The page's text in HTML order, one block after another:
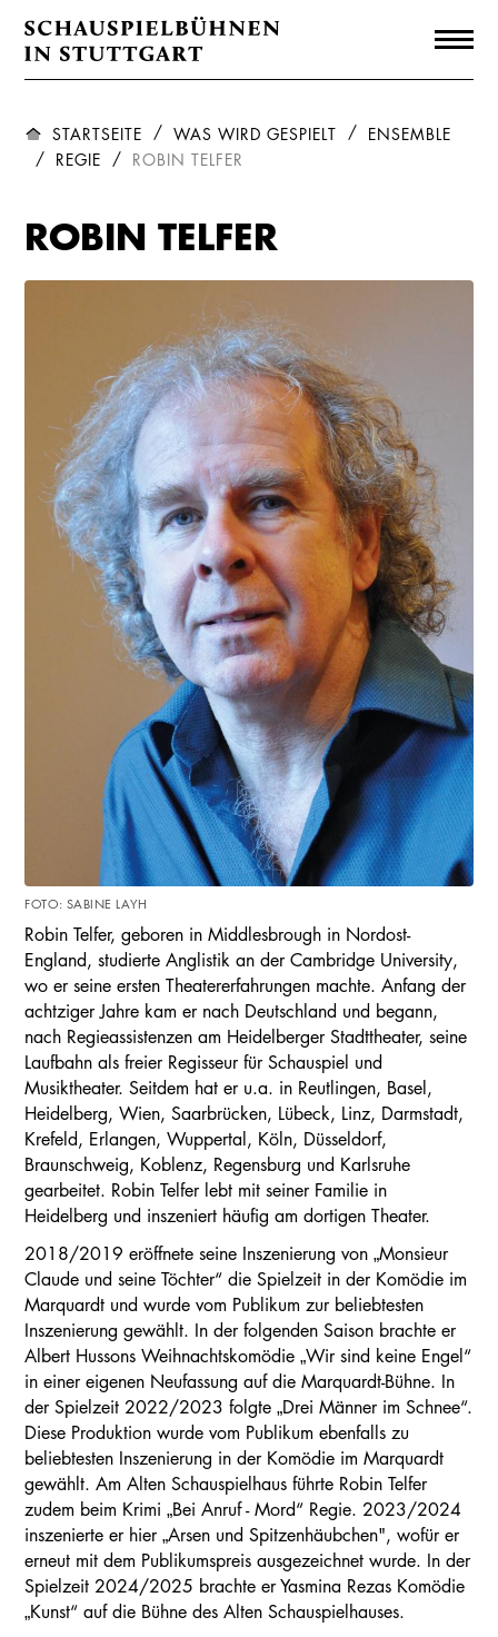
STARTSEITE WAS WIRD GESPIELT
ENSEMBLE
REGIE
ROBIN TELFER
ROBIN TELFER
Robin Telfer, geboren in Middlesbrough in Nordost-
England, studierte Anglistik an der Cambridge University,
wo er seine ersten Theatererfahrungen machte. Anfang der
achtziger Jahre kam er nach Deutschland und begann,
nach Regieassistenzen am Heidelberger Stadttheater, seine
Laufbahn als freier Regisseur für Schauspiel und
Musiktheater. Seitdem hat er u.a. in Reutlingen, Basel,
Heidelberg, Wien, Saarbrücken, Lübeck, Linz, Darmstadt,
Krefeld, Erlangen, Wuppertal, Köln, Düsseldorf,
Braunschweig, Koblenz, Regensburg und Karlsruhe
gearbeitet. Robin Telfer lebt mit seiner Familie in
Heidelberg und inszeniert häufig am dortigen Theater.
2018/2019 eröffnete seine Inszenierung von „Monsieur
Claude und seine Töchter“ die Spielzeit in der Komödie im
Marquardt und wurde vom Publikum zur beliebtesten
Inszenierung gewählt. In der folgenden Saison brachte er
Albert Hussons Weihnachtskomödie „Wir sind keine Engel“
in einer eigenen Neufassung auf die Marquardt-Bühne. In
der Spielzeit 2022/2023 folgte „Drei Männer im Schnee“.
Diese Produktion wurde vom Publikum ebenfalls zu
beliebtesten Inszenierung in der Komödie im Marquardt
gewählt. Am Alten Schauspielhaus führte Robin Telfer
zudem beim Krimi „Bei Anruf - Mord“ Regie. 2023/2024
inszenierte er hier „Arsen und Spitzenhäubchen", wofür er
erneut mit dem Publikumspreis ausgezeichnet wurde. In der
Spielzeit 2024/2025 brachte er Yasmina Rezas Komödie
„Kunst“ auf die Bühne des Alten Schauspielhauses.
FOTO: SABINE LAYH